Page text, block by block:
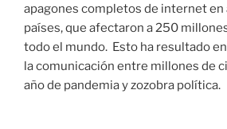
apagones completos de internet en
países, que afectaron a 250
todo el mundo. Esto ha resultado
la comunicación entre millones de
año de pandemia y zozobra política.